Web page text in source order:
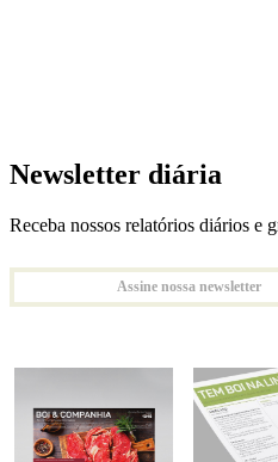
Newsletter diária
Receba nossos relatórios diários e
Assine nossa newsletter